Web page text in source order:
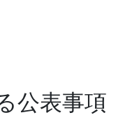
公表事項